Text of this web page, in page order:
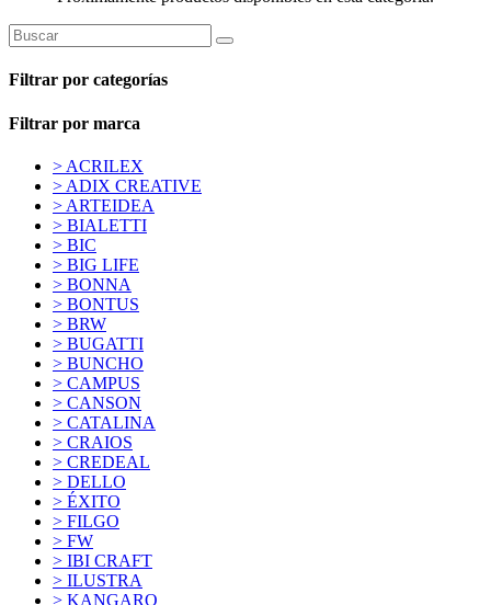
Filtrar por categorías
Filtrar por marca
> ACRILEX
> ADIX CREATIVE
> ARTEIDEA
> BIALETTI
> BIC
> BIG LIFE
> BONNA
> BONTUS
> BRW
> BUGATTI
> BUNCHO
> CAMPUS
> CANSON
> CATALINA
> CRAIOS
> CREDEAL
> DELLO
> ÉXITO
> FILGO
> FW
> IBI CRAFT
> ILUSTRA
> KANGARO